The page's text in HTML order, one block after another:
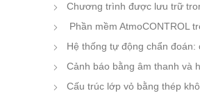
Chương trình được lưu trữ
Phần mềm AtmoCONTROL
Hệ thống tự động chẩn đoán:
Cảnh báo bằng âm thanh và
Cấu trúc lớp vỏ bằng thép